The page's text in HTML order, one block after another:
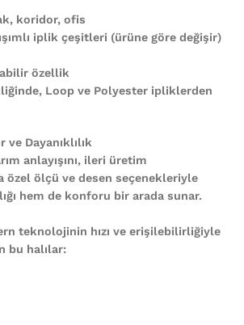
koridor, ofis
iplik çeşitleri (ürüne göre değişir)
özellik
Loop ve Polyester ipliklerden
Dayanıklılık
anlayışını, ileri üretim
özel ölçü ve desen seçenekleriyle
hem de konforu bir arada sunar.
teknolojinin hızı ve erişilebilirliğiyle
bu halılar: